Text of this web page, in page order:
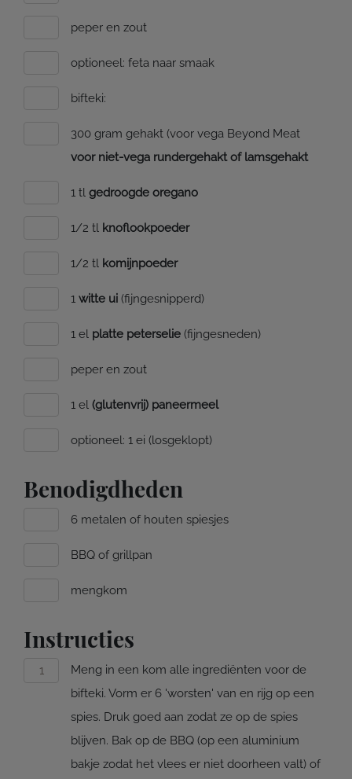
peper en zout
optioneel: feta naar smaak
bifteki:
300 gram gehakt (voor vega Beyond Meat
voor niet-vega rundergehakt of lamsgehakt
1 tl gedroogde oregano
1/2 tl knoflookpoeder
1/2 tl komijnpoeder
1 witte ui (fijngesnipperd)
1 el platte peterselie (fijngesneden)
peper en zout
1 el (glutenvrij) paneermeel
optioneel: 1 ei (losgeklopt)
Benodigdheden
6 metalen of houten spiesjes
BBQ of grillpan
mengkom
Instructies
Meng in een kom alle ingrediënten voor de
bifteki. Vorm er 6 'worsten' van en rijg op een
spies. Druk goed aan zodat ze op de spies
blijven. Bak op de BBQ (op een aluminium
bakje zodat het vlees er niet doorheen valt) of